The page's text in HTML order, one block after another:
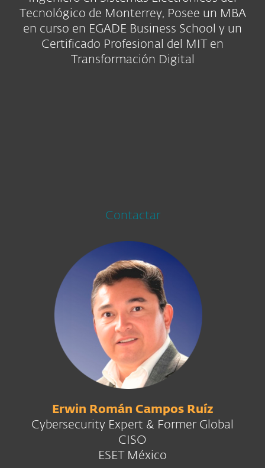
Tecnológico de Monterrey, Posee un MBA
en curso en EGADE Business School y un
Certificado Profesional del MIT en
Transformación Digital
Contactar
Erwin Román Campos Ruíz
Cybersecurity Expert & Former Global
CISO
ESET México